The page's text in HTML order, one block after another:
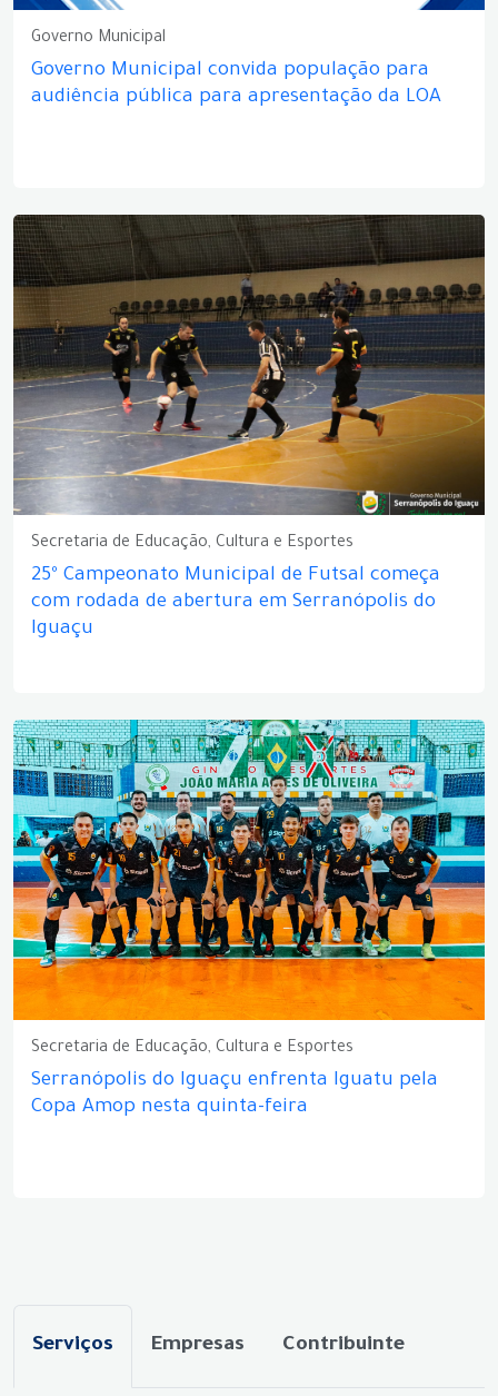
Governo Municipal
Governo Municipal convida população para
audiência pública para apresentação da LOA
Secretaria de Educação, Cultura e Esportes
25º Campeonato Municipal de Futsal começa
com rodada de abertura em Serranópolis do
Iguaçu
Secretaria de Educação, Cultura e Esportes
Serranópolis do Iguaçu enfrenta Iguatu pela
Copa Amop nesta quinta-feira
Serviços Empresas Contribuinte